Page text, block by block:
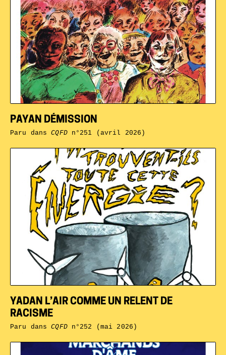
YADAN L’AIR COMME UN RELENT DE
RACISME
Paru dansCQFDn°252 (mai 2026)
PAYAN DÉMISSION
Paru dansCQFDn°251 (avril 2026)